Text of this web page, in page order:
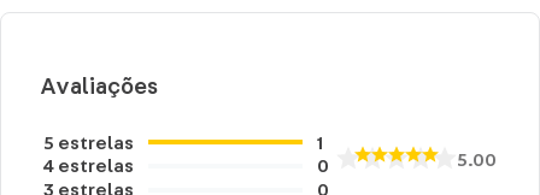
Avaliações
5 estrelas
4 estrelas
3 estrelas
1
0
0
5.00